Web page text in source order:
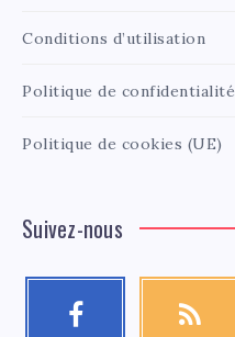
Conditions d’utilisation
Politique de confidentialité
Politique de cookies (UE)
Suivez-nous